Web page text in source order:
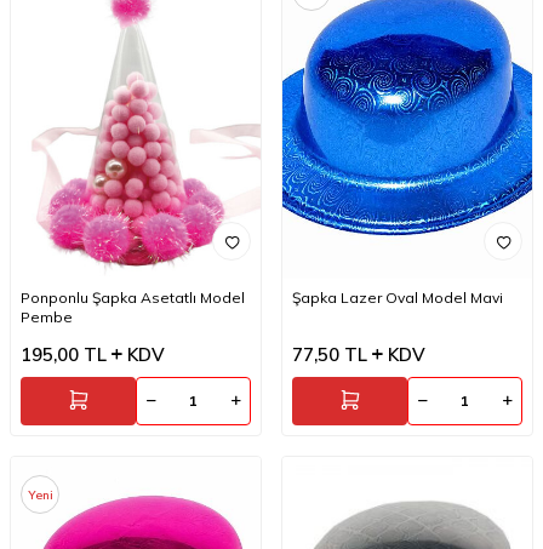
Ponponlu Şapka Asetatlı Model
Pembe
195,00 TL KDV
Şapka Lazer Oval Model Mavi
77,50 TL KDV
Yeni